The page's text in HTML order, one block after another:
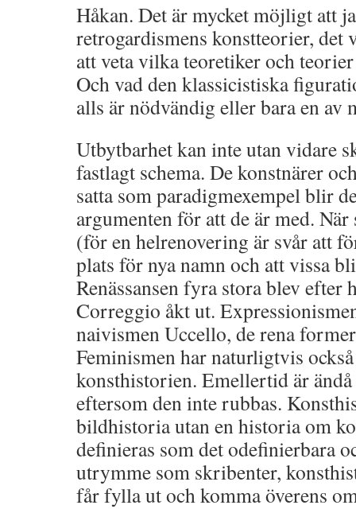
Håkan. Det är mycket möjligt att
retrogardismens konstteorier, det
att veta vilka teoretiker och
Och vad den klassicistiska
alls är nödvändig eller bara en av
Utbytbarhet kan inte utan vidare
fastlagt schema. De konstnärer
satta som paradigmexempel blir
argumenten för att de är med.
(för en helrenovering är svår att
plats för nya namn och att vissa
Renässansen fyra stora blev efter
Correggio åkt ut.
naivismen Uccello, de rena
Feminismen har naturligtvis
konsthistorien. Emellertid är ändå
eftersom den inte rubbas.
bildhistoria utan en historia om
definieras som det odefinierbara
utrymme som skribenter,
får fylla ut och komma överens